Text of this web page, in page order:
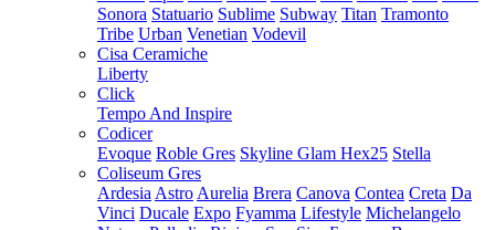
Sonora Statuario Sublime Subway Titan Tramonto
Tribe Urban Venetian Vodevil
Cisa Ceramiche
Liberty
Click
Tempo And Inspire
Codicer
Evoque Roble Gres Skyline Glam Hex25 Stella
Coliseum Gres
Ardesia Astro Aurelia Brera Canova Contea Creta Da
Vinci Ducale Expo Fyamma Lifestyle Michelangelo